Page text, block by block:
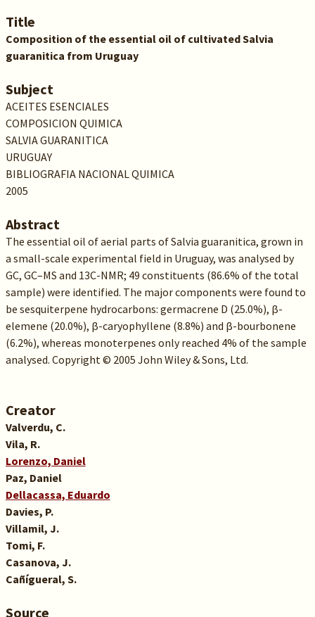
Title
Composition of the essential oil of cultivated Salvia
guaranitica from Uruguay
Subject
ACEITES ESENCIALES
COMPOSICION QUIMICA
SALVIA GUARANITICA
URUGUAY
BIBLIOGRAFIA NACIONAL QUIMICA
2005
Abstract
The essential oil of aerial parts of Salvia guaranitica, grown in
a small-scale experimental field in Uruguay, was analysed by
GC, GC–MS and 13C-NMR; 49 constituents (86.6% of the total
sample) were identified. The major components were found to
be sesquiterpene hydrocarbons: germacrene D (25.0%), β-
elemene (20.0%), β-caryophyllene (8.8%) and β-bourbonene
(6.2%), whereas monoterpenes only reached 4% of the sample
analysed. Copyright © 2005 John Wiley & Sons, Ltd.
Creator
Valverdu, C.
Vila, R.
Lorenzo, Daniel
Paz, Daniel
Dellacassa, Eduardo
Davies, P.
Villamil, J.
Tomi, F.
Casanova, J.
Cañígueral, S.
Source